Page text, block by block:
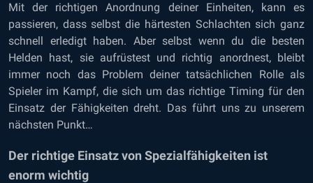
Mit der richtigen Anordnung deiner Einheiten, kann es
passieren, dass selbst die härtesten Schlachten sich ganz
schnell erledigt haben. Aber selbst wenn du die besten
Helden hast, sie aufrüstest und richtig anordnest, bleibt
immer noch das Problem deiner tatsächlichen Rolle als
Spieler im Kampf, die sich um das richtige Timing für den
Einsatz der Fähigkeiten dreht. Das führt uns zu unserem
nächsten Punkt…
Der richtige Einsatz von Spezialfähigkeiten ist
enorm wichtig